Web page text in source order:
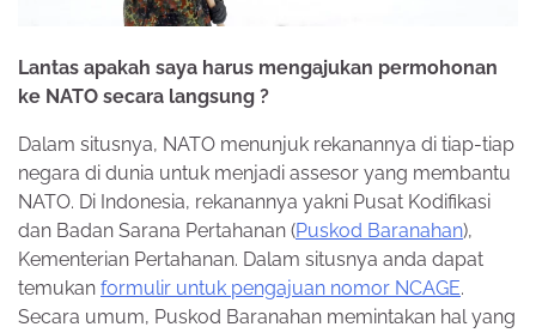
Lantas apakah saya harus mengajukan permohonan
ke NATO secara langsung ?
Dalam situsnya, NATO menunjuk rekanannya di tiap-tiap
negara di dunia untuk menjadi assesor yang membantu
NATO. Di Indonesia, rekanannya yakni Pusat Kodifikasi
dan Badan Sarana Pertahanan (Puskod Baranahan),
Kementerian Pertahanan. Dalam situsnya anda dapat
temukan formulir untuk pengajuan nomor NCAGE.
Secara umum, Puskod Baranahan memintakan hal yang